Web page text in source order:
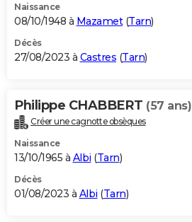
Naissance
08/10/1948 à Mazamet(Tarn)
Décès
27/08/2023 à Castres (Tarn)
Philippe CHABBERT (57 ans)
Créer une cagnotte obsèques
Naissance
13/10/1965 à Albi (Tarn)
Décès
01/08/2023 à Albi (Tarn)